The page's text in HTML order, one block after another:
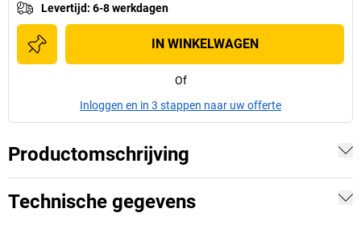
Levertijd: 6-8 werkdagen
IN WINKELWAGEN
Of
Inloggen en in 3 stappen naar uw offerte
Productomschrijving
Technische gegevens